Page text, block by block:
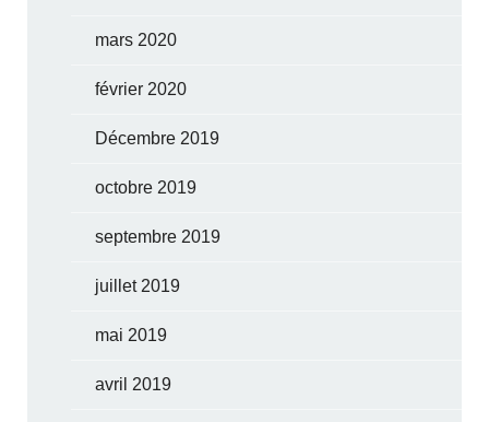
mars 2020
février 2020
Décembre 2019
octobre 2019
septembre 2019
juillet 2019
mai 2019
avril 2019